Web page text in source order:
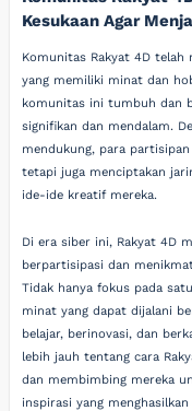
Kesukaan Agar
Komunitas Rakyat 4D
yang memiliki minat dan
komunitas ini tumbuh dan
signifikan dan mendalam.
mendukung, para
tetapi juga menciptakan
ide-ide kreatif mereka.
Di era siber ini, Rakyat 4D
berpartisipasi dan
Tidak hanya fokus pada
minat yang dapat dijalani
belajar, berinovasi, dan
lebih jauh tentang cara
dan membimbing mereka
inspirasi yang